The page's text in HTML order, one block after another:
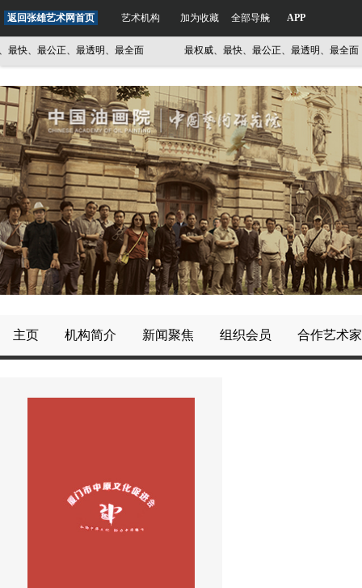
返回张雄艺术网首页 艺术机构 加为收藏 全部导航 APP
、最公正、最透明、最全面 最权威、最快、最公正、最透明、最全面
主页 机构简介 新闻聚焦 组织会员 合作艺术家